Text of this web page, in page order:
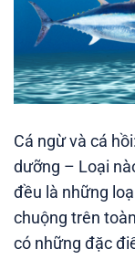
Cá ngừ và cá
dưỡng – Loại
đều là những
chuộng trên
có những đặc